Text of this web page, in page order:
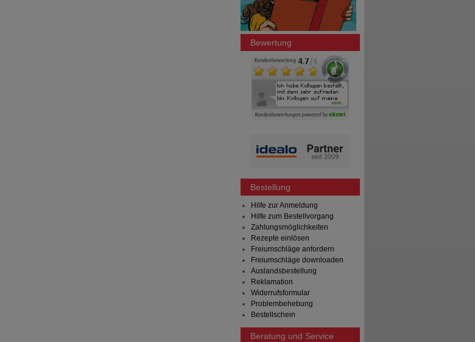
Bewertung
Bestellung
Hilfe zur Anmeldung
Hilfe zum Bestellvorgang
Zahlungsmöglichkeiten
Rezepte einlösen
Freiumschläge anfordern
Freiumschläge downloaden
Auslandsbestellung
Reklamation
Widerrufsformular
Problembehebung
Bestellschein
Beratung und Service